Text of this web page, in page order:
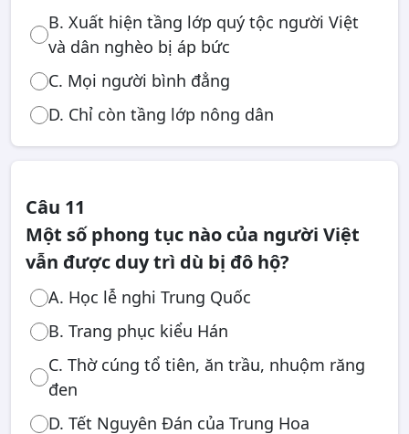
B. Xuất hiện tầng lớp quý tộc người Việt
và dân nghèo bị áp bức
C. Mọi người bình đẳng
D. Chỉ còn tầng lớp nông dân
Câu 11
Một số phong tục nào của người Việt
vẫn được duy trì dù bị đô hộ?
A. Học lễ nghi Trung Quốc
B. Trang phục kiểu Hán
C. Thờ cúng tổ tiên, ăn trầu, nhuộm răng
đen
D. Tết Nguyên Đán của Trung Hoa